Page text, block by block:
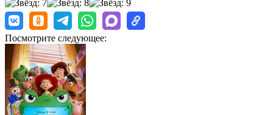
Посмотрите следующее: